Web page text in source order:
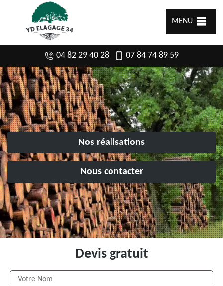
MENU
04 82 29 40 28 07 84 74 89 59
Nos réalisations
Nous contacter
Devis gratuit